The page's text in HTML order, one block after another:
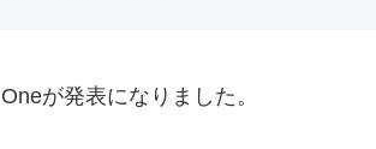
が発表になりました。